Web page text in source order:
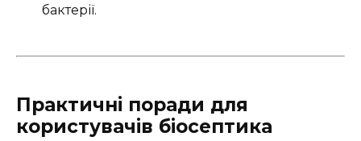
бактерії.
Практичні поради для
користувачів біосептика